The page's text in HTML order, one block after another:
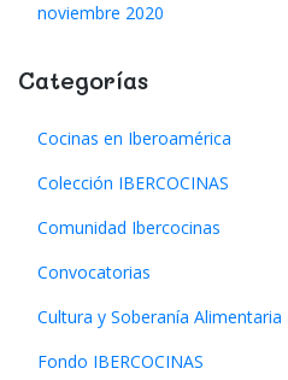
noviembre 2020
Categorías
Cocinas en Iberoamérica
Colección IBERCOCINAS
Comunidad Ibercocinas
Convocatorias
Cultura y Soberanía Alimentaria
Fondo IBERCOCINAS